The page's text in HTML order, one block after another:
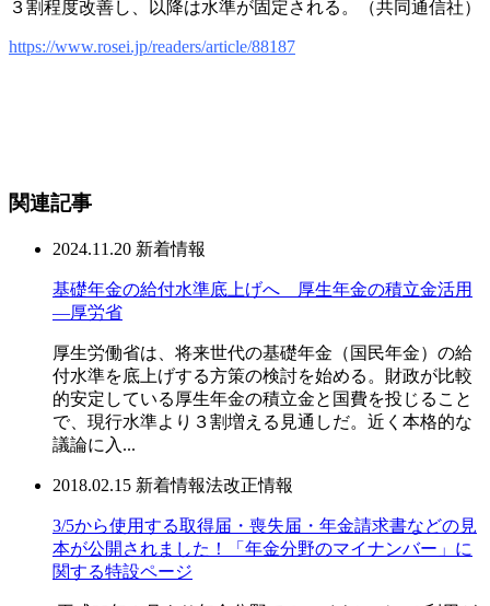
３割程度改善し、以降は水準が固定される。（共同通信社）
https://www.rosei.jp/readers/article/88187
関連記事
2024.11.20 新着情報
基礎年金の給付水準底上げへ 厚生年金の積立金活用
―厚労省
厚生労働省は、将来世代の基礎年金（国民年金）の給
付水準を底上げする方策の検討を始める。財政が比較
的安定している厚生年金の積立金と国費を投じること
で、現行水準より３割増える見通しだ。近く本格的な
議論に入...
2018.02.15 新着情報法改正情報
3/5から使用する取得届・喪失届・年金請求書などの見
本が公開されました！「年金分野のマイナンバー」に
関する特設ページ